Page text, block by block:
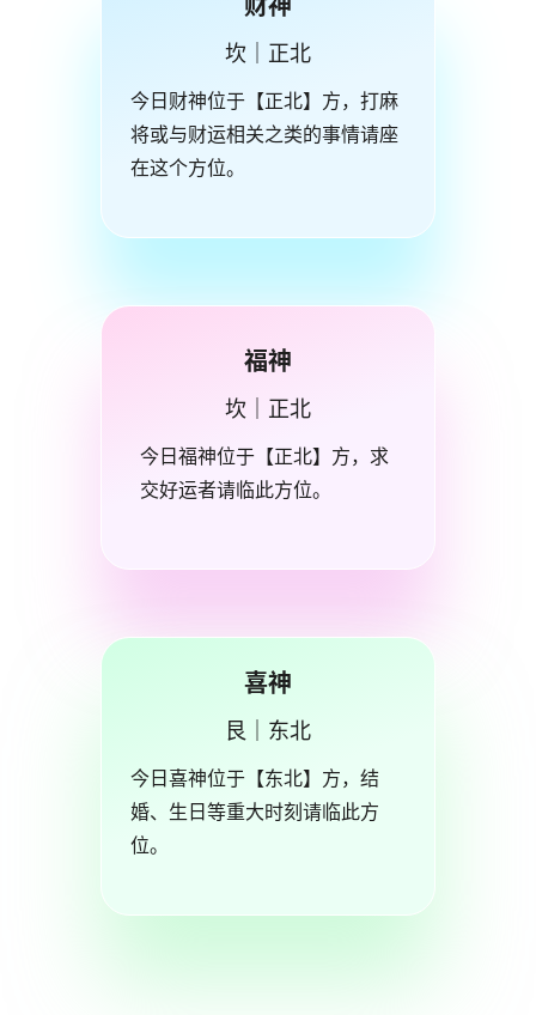
财神
坎｜正北
今日财神位于【正北】方，打麻
将或与财运相关之类的事情请座
在这个方位。
福神
坎｜正北
今日福神位于【正北】方，求
交好运者请临此方位。
喜神
艮｜东北
今日喜神位于【东北】方，结
婚、生日等重大时刻请临此方
位。